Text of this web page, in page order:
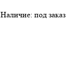
Наличие: под заказ